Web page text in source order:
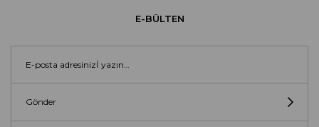
E-BÜLTEN
Gönder